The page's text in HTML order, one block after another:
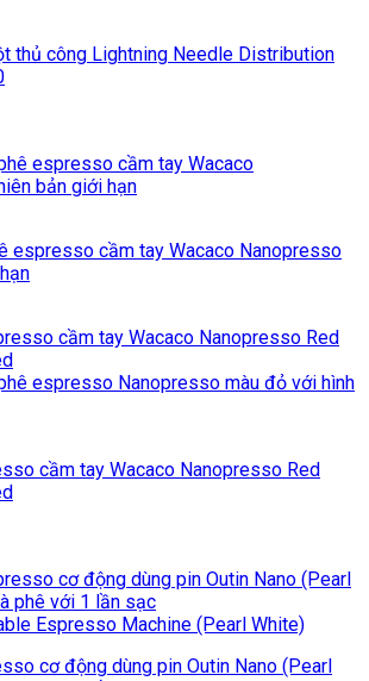
thủ công Lightning Needle Distribution
espresso cầm tay Wacaco Nanopresso
cầm tay Wacaco Nanopresso Red
cơ động dùng pin Outin Nano (Pearl